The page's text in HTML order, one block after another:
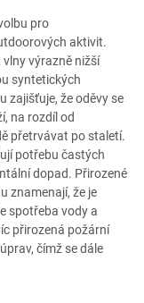
pro
aktivit.
výrazně nižší
syntetických
zajišťuje, že oděvy se
na rozdíl od
přetrvávat po staletí.
potřebu častých
dopad. Přirozené
znamenají, že je
spotřeba vody a
přirozená požární
čímž se dále